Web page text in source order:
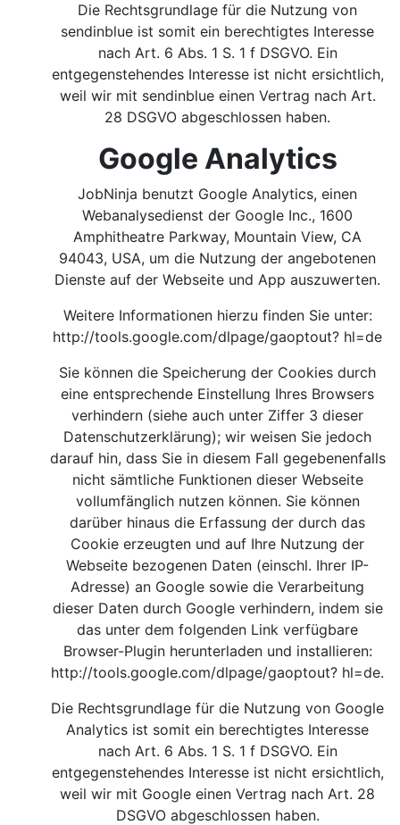
Die Rechtsgrundlage für die Nutzung von
sendinblue ist somit ein berechtigtes Interesse
nach Art. 6 Abs. 1 S. 1 f DSGVO. Ein
entgegenstehendes Interesse ist nicht ersichtlich,
weil wir mit sendinblue einen Vertrag nach Art.
28 DSGVO abgeschlossen haben.
Google Analytics
JobNinja benutzt Google Analytics, einen
Webanalysedienst der Google Inc., 1600
Amphitheatre Parkway, Mountain View, CA
94043, USA, um die Nutzung der angebotenen
Dienste auf der Webseite und App auszuwerten.
Weitere Informationen hierzu finden Sie unter:
http://tools.google.com/dlpage/gaoptout? hl=de
Sie können die Speicherung der Cookies durch
eine entsprechende Einstellung Ihres Browsers
verhindern (siehe auch unter Ziffer 3 dieser
Datenschutzerklärung); wir weisen Sie jedoch
darauf hin, dass Sie in diesem Fall gegebenenfalls
nicht sämtliche Funktionen dieser Webseite
vollumfänglich nutzen können. Sie können
darüber hinaus die Erfassung der durch das
Cookie erzeugten und auf Ihre Nutzung der
Webseite bezogenen Daten (einschl. Ihrer IP-
Adresse) an Google sowie die Verarbeitung
dieser Daten durch Google verhindern, indem sie
das unter dem folgenden Link verfügbare
Browser-Plugin herunterladen und installieren:
http://tools.google.com/dlpage/gaoptout? hl=de.
Die Rechtsgrundlage für die Nutzung von Google
Analytics ist somit ein berechtigtes Interesse
nach Art. 6 Abs. 1 S. 1 f DSGVO. Ein
entgegenstehendes Interesse ist nicht ersichtlich,
weil wir mit Google einen Vertrag nach Art. 28
DSGVO abgeschlossen haben.